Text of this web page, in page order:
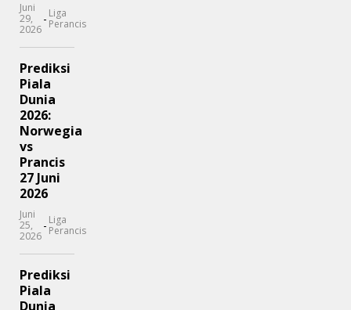
Juni
29,
2026
- Liga
Perancis
Prediksi
Piala
Dunia
2026:
Norwegia
vs
Prancis
27 Juni
2026
Juni
25,
2026
- Liga
Perancis
Prediksi
Piala
Dunia